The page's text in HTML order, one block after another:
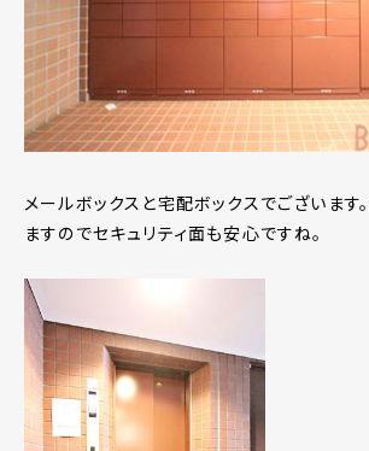
メールボックスと宅配ボックスでございます
ますのでセキュリティ面も安心ですね。